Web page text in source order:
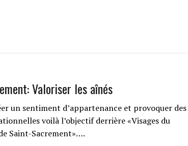
Valoriser les aînés
un sentiment d’appartenance et provoquer des
voilà l’objectif derrière «Visages du
Saint-Sacrement»….